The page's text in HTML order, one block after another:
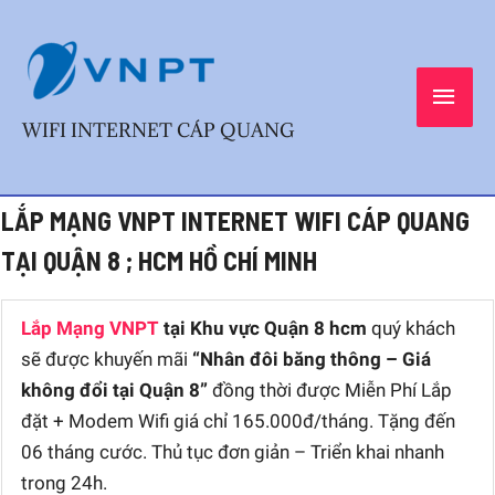
content
WIFI INTERNET CÁP QUANG
LẮP MẠNG VNPT INTERNET WIFI CÁP QUANG
TẠI QUẬN 8 ; HCM HỒ CHÍ MINH
Lắp Mạng VNPT tại Khu vực Quận 8 hcm quý khách
sẽ được khuyến mãi “Nhân đôi băng thông – Giá
không đổi tại Quận 8” đồng thời được Miễn Phí Lắp
đặt + Modem Wifi giá chỉ 165.000đ/tháng. Tặng đến
06 tháng cước. Thủ tục đơn giản – Triển khai nhanh
trong 24h.
Post
navigation